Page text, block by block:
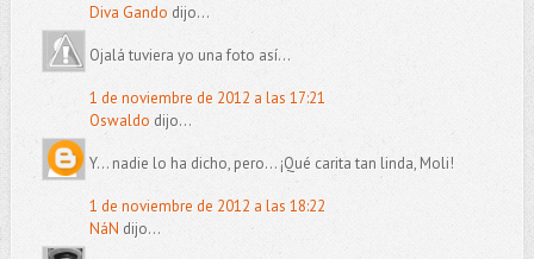
Diva Gando dijo...
Ojalá tuviera yo una foto así...
1 de noviembre de 2012 a las 17:21
Oswaldo dijo...
Y... nadie lo ha dicho, pero... ¡Qué carita tan linda, Moli!
1 de noviembre de 2012 a las 18:22
NáN dijo...